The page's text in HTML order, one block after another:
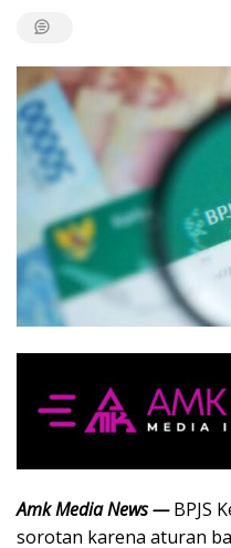
Amk Media News — BPJS
sorotan karena aturan